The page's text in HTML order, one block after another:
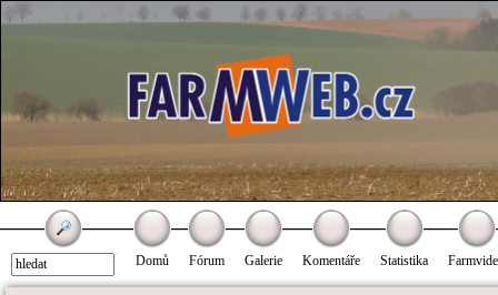
Domů Fórum Galerie Komentáře Statistika